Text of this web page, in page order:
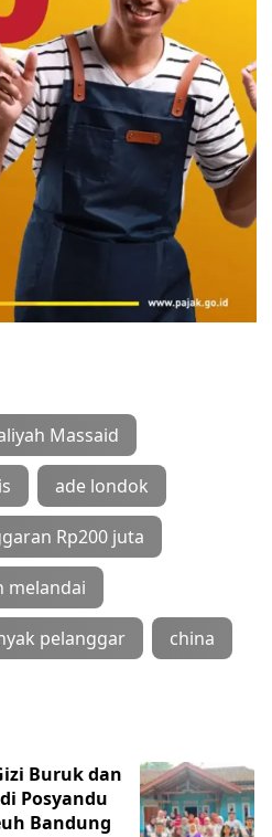
Massaid
ade londok
Rp200 juta
melandai
pelanggar china
Buruk dan
Posyandu
Bandung